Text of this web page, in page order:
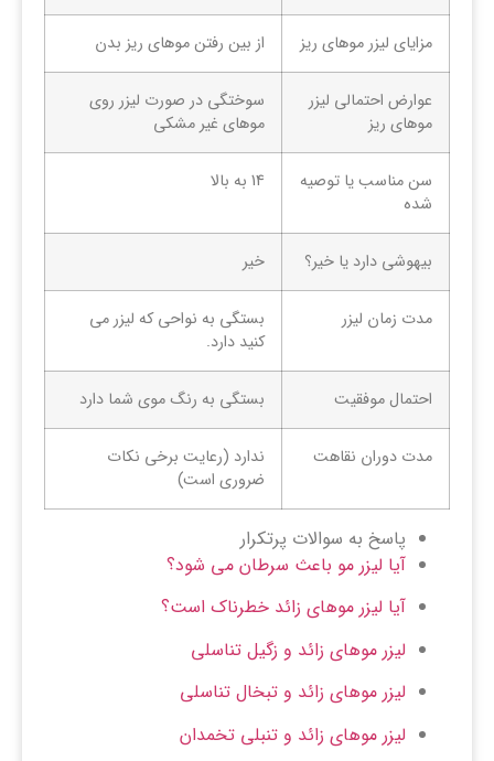
مزایای لیزر موهای ریز از بین رفتن موهای ریز بدن
عوارض احتمالی لیزر
موهای ریز
سوختگی در صورت لیزر روی
موهای غیر مشکی
سن مناسب یا توصیه
شده
14 به بالا
بیهوشی دارد یا خیر؟ خیر
مدت زمان لیزر
بستگی به نواحی که لیزر می
کنید دارد.
احتمال موفقیت بستگی به رنگ موی شما دارد
مدت دوران نقاهت
ندارد (رعایت برخی نکات
ضروری است)
پاسخ به سوالات پرتکرار
آیا لیزر مو باعث سرطان می شود؟
آیا لیزر موهای زائد خطرناک است؟
لیزر موهای زائد و زگیل تناسلی
لیزر موهای زائد و تبخال تناسلی
لیزر موهای زائد و تنبلی تخمدان